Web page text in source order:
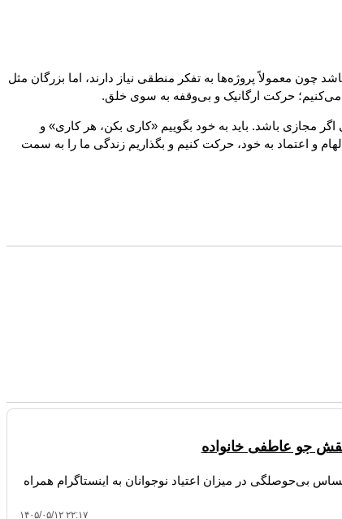
معمولاً پروژه‌ها به تفکر منطقی نیاز دارند، اما بزرگان مثل
می‌کنیم؛ حرکت ارگانیک و بی‌وقفه به سوی خلق.
اگر مجازی باشد. باید به خود بگوییم «کاری بکن، هر کاری» و
و اعتماد به خود، حرکت کنیم و بگذاریم زندگی ما را به سمت
نقش جو عاطفی خانواده
بی‌حوصلگی در میزان اعتیاد نوجوانان به اینستاگرام همراه
۱۴۰۵/۰۵/۱۲ ۲۲:۱۷